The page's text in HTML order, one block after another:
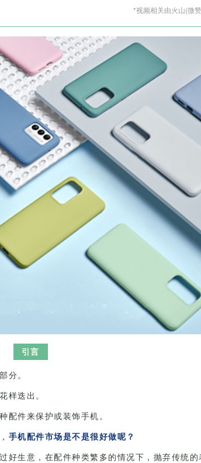
*视频相关由火山(微
引言
分。
样迭出。
配件来保护或装饰手机。
手机配件市场是不是很好做呢？
好生意，在配件种类繁多的情况下，抛弃传统的